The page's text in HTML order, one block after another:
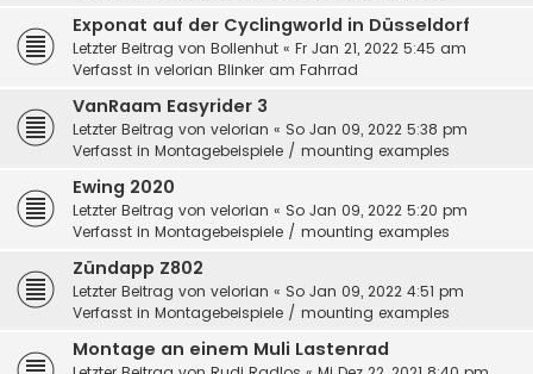
Exponat auf der Cyclingworld in Düsseldorf
Letzter Beitrag von Bollenhut « Fr Jan 21, 2022 5:45 am
Verfasst in velorian Blinker am Fahrrad
VanRaam Easyrider 3
Letzter Beitrag von velorian « So Jan 09, 2022 5:38 pm
Verfasst in Montagebeispiele / mounting examples
Ewing 2020
Letzter Beitrag von velorian « So Jan 09, 2022 5:20 pm
Verfasst in Montagebeispiele / mounting examples
Zündapp Z802
Letzter Beitrag von velorian « So Jan 09, 2022 4:51 pm
Verfasst in Montagebeispiele / mounting examples
Montage an einem Muli Lastenrad